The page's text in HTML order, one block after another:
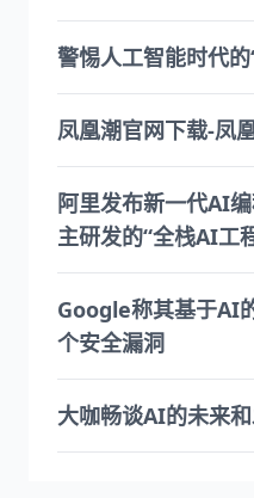
警惕人工智能时代
凤凰潮官网下载-凤
阿里发布新一代AI
主研发的“全栈AI工
Google称其基于AI
个安全漏洞
大咖畅谈AI的未来